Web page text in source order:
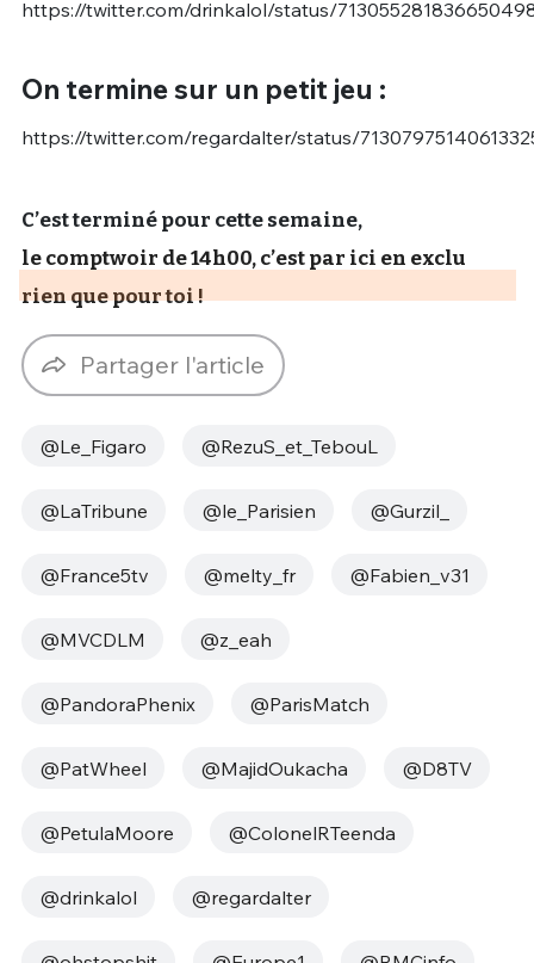
https://twitter.com/drinkalol/status/
On termine sur un petit jeu :
https://twitter.com/regardalter/status/
C’est terminé pour cette semaine,
le comptwoir de 14h00, c’est par ici en exclu
rien que pour toi !
Partager l'article
@Le_Figaro @RezuS_et_TebouL
@LaTribune @le_Parisien @Gurzil_
@France5tv @melty_fr @Fabien_v31
@MVCDLM @z_eah
@PandoraPhenix @ParisMatch
@PatWheel @MajidOukacha @D8TV
@PetulaMoore @ColonelRTeenda
@drinkalol @regardalter